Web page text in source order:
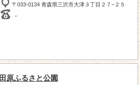
〒033-0134 青森県三沢市大津３丁目２７−２５
－
田原ふるさと公園